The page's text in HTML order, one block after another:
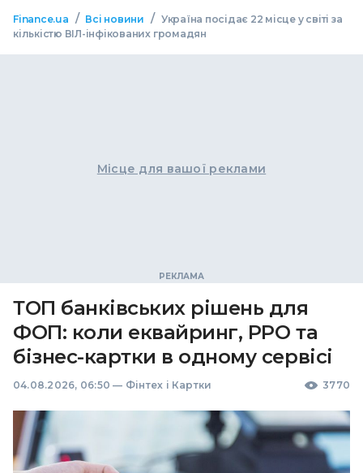
Finance.ua / Всі новини / Україна посідає 22 місце у світі за
кількістю ВІЛ-інфікованих громадян
Місце для вашої реклами
ТОП банківських рішень для
ФОП: коли еквайринг, РРО та
бізнес-картки в одному сервісі
04.08.2026, 06:50 — Фінтех і Картки 3770